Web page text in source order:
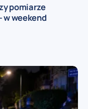
pomiarze
w weekend